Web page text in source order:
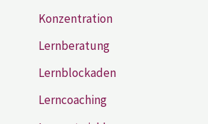
Konzentration
Lernberatung
Lernblockaden
Lerncoaching